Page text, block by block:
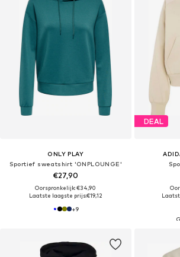
ONLY PLAY
Sportief sweatshirt 'ONPLOUNGE'
€27,90
Oorspronkelijk: €34,90
Laatste laagste prijs:€19,12
+9
DEAL